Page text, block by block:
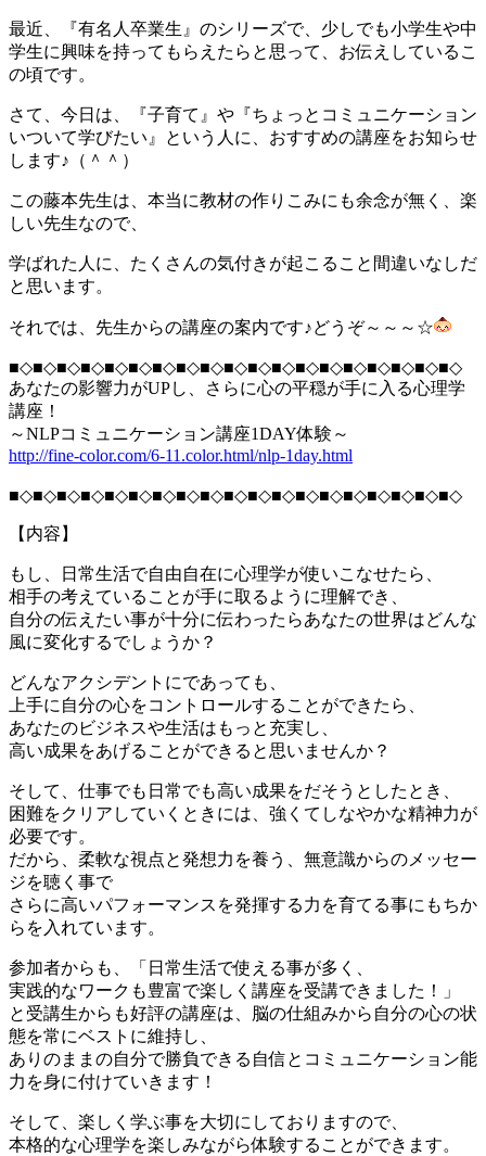
最近、『有名人卒業生』のシリーズで、少しでも小学生や中
学生に興味を持ってもらえたらと思って、お伝えしているこ
の頃です。
さて、今日は、『子育て』や『ちょっとコミュニケーション
いついて学びたい』という人に、おすすめの講座をお知らせ
します♪（＾＾）
この藤本先生は、本当に教材の作りこみにも余念が無く、楽
しい先生なので、
学ばれた人に、たくさんの気付きが起こること間違いなしだ
と思います。
それでは、先生からの講座の案内です♪どうぞ～～～☆
■◇■◇■◇■◇■◇■◇■◇■◇■◇■◇■◇■◇■◇■◇■◇■◇■◇■◇■◇
あなたの影響力がUPし、さらに心の平穏が手に入る心理学
講座！
～NLPコミュニケーション講座1DAY体験～
http://fine-color.com/6-11.color.html/nlp-1day.html
■◇■◇■◇■◇■◇■◇■◇■◇■◇■◇■◇■◇■◇■◇■◇■◇■◇■◇■◇
【内容】
もし、日常生活で自由自在に心理学が使いこなせたら、
相手の考えていることが手に取るように理解でき、
自分の伝えたい事が十分に伝わったらあなたの世界はどんな
風に変化するでしょうか？
どんなアクシデントにであっても、
上手に自分の心をコントロールすることができたら、
あなたのビジネスや生活はもっと充実し、
高い成果をあげることができると思いませんか？
そして、仕事でも日常でも高い成果をだそうとしたとき、
困難をクリアしていくときには、強くてしなやかな精神力が
必要です。
だから、柔軟な視点と発想力を養う、無意識からのメッセー
ジを聴く事で
さらに高いパフォーマンスを発揮する力を育てる事にもちか
らを入れています。
参加者からも、「日常生活で使える事が多く、
実践的なワークも豊富で楽しく講座を受講できました！」
と受講生からも好評の講座は、脳の仕組みから自分の心の状
態を常にベストに維持し、
ありのままの自分で勝負できる自信とコミュニケーション能
力を身に付けていきます！
そして、楽しく学ぶ事を大切にしておりますので、
本格的な心理学を楽しみながら体験することができます。